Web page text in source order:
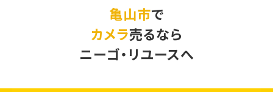
亀山市で
カメラ売るなら
ニーゴ・リユースへ